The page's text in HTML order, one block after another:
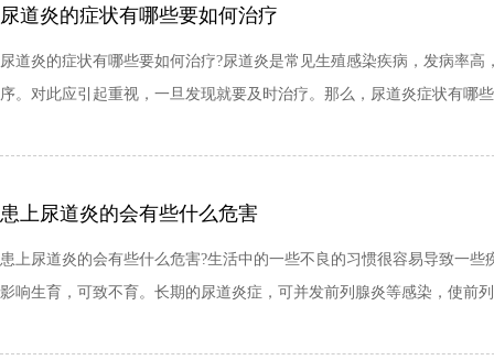
尿道炎的症状有哪些要如何治疗
尿道炎的症状有哪些要如何治疗?尿道炎是常见生殖感染疾病，发病率
序。对此应引起重视，一旦发现就要及时治疗。那么，尿道炎症状有哪
患上尿道炎的会有些什么危害
患上尿道炎的会有些什么危害?生活中的一些不良的习惯很容易导致一
影响生育，可致不育。长期的尿道炎症，可并发前列腺炎等感染，使前